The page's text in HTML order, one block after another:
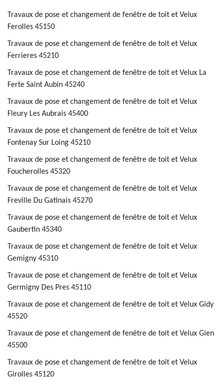
Travaux de pose et changement de fenêtre de toit et Velux
Ferolles 45150
Travaux de pose et changement de fenêtre de toit et Velux
Ferrieres 45210
Travaux de pose et changement de fenêtre de toit et Velux La
Ferte Saint Aubin 45240
Travaux de pose et changement de fenêtre de toit et Velux
Fleury Les Aubrais 45400
Travaux de pose et changement de fenêtre de toit et Velux
Fontenay Sur Loing 45210
Travaux de pose et changement de fenêtre de toit et Velux
Foucherolles 45320
Travaux de pose et changement de fenêtre de toit et Velux
Freville Du Gatinais 45270
Travaux de pose et changement de fenêtre de toit et Velux
Gaubertin 45340
Travaux de pose et changement de fenêtre de toit et Velux
Gemigny 45310
Travaux de pose et changement de fenêtre de toit et Velux
Germigny Des Pres 45110
Travaux de pose et changement de fenêtre de toit et Velux Gidy
45520
Travaux de pose et changement de fenêtre de toit et Velux Gien
45500
Travaux de pose et changement de fenêtre de toit et Velux
Girolles 45120